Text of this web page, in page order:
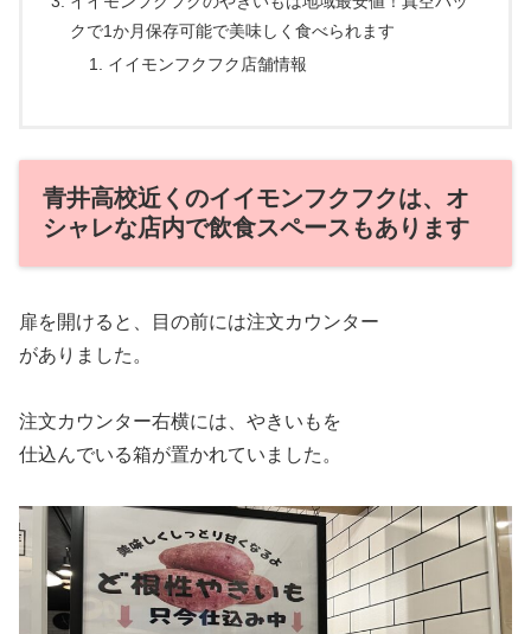
クで1か月保存可能で美味しく食べられます
イイモンフクフク店舗情報
青井高校近くのイイモンフクフクは、オ
シャレな店内で飲食スペースもあります
扉を開けると、目の前には注文カウンター
がありました。
注文カウンター右横には、やきいもを
仕込んでいる箱が置かれていました。